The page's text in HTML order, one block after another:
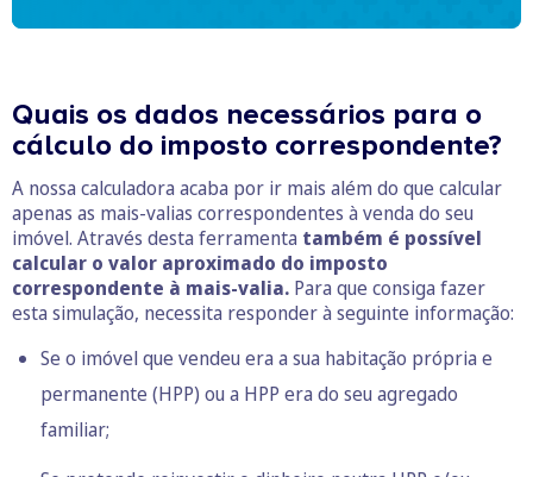
Quais os dados necessários para o
cálculo do imposto correspondente?
A nossa calculadora acaba por ir mais além do que calcular
apenas as mais-valias correspondentes à venda do seu
imóvel. Através desta ferramenta também é possível
calcular o valor aproximado do imposto
correspondente à mais-valia. Para que consiga fazer
esta simulação, necessita responder à seguinte informação:
Se o imóvel que vendeu era a sua habitação própria e
permanente (HPP) ou a HPP era do seu agregado
familiar;